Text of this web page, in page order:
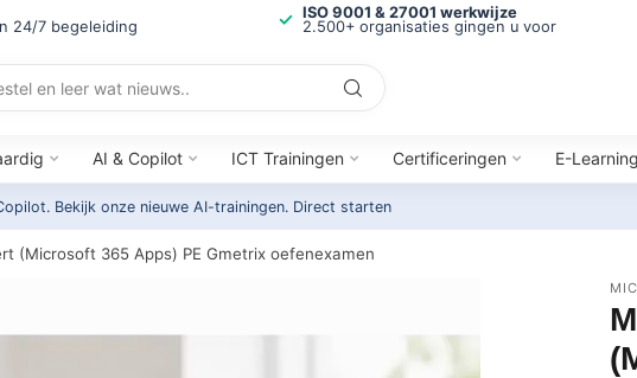
24/7 begeleiding
ISO 9001 & 27001 werkwijze
2.500+ organisaties gingen u voor
AI & Copilot ICT Trainingen Certificeringen E-Learning
Bekijk onze nieuwe AI-trainingen. Direct starten
(Microsoft 365 Apps) PE Gmetrix oefenexamen